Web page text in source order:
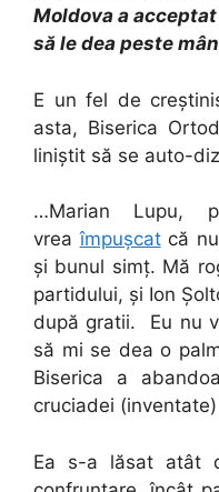
Moldova a
să le dea peste
E un fel de
asta, Biserica
liniștit să se auto-
…Marian Lupu,
vreaîmpușcatcă nu
și bunul simț. Mă
partidului, și Ion
după gratii. Eu nu
să mi se dea o
Biserica a
cruciadei
Ea s-a lăsat atât